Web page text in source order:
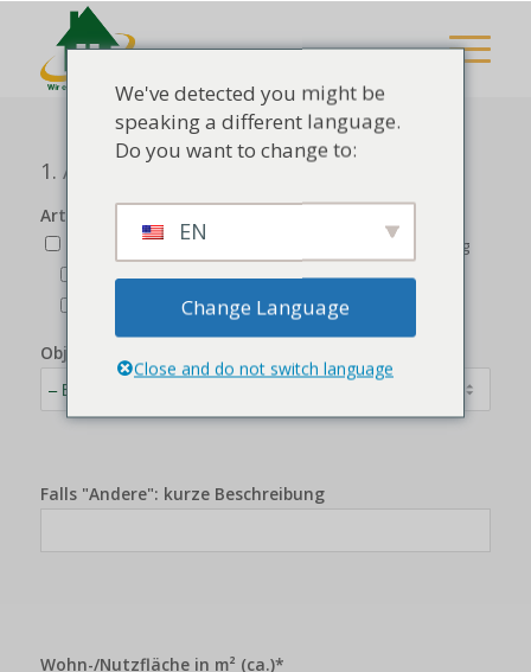
1. Art der Anfrage & Objekt
Art der Leistung*
Hane tasfiyesi
Betriebsauflösung
Geschäftsauflösung
Entrümpelung / Sperrmüll
Nur Entsorgung (ohne Räumung)
Objektart*
Falls "Andere": kurze Beschreibung
Wohn-/Nutzfläche in m² (ca.)*
We've detected you might be
speaking a different language.
Do you want to change to:
EN
Change Language
Close and do not switch language